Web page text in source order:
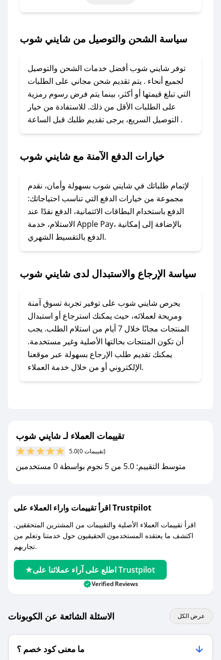
حتى عروض خاصة أخرى.
باستخدام تطبيق صحصح، يمكنك العثور بسهولة على
الكوبون، تواصل معنا عبر تويتر أو البريد الإلكتروني
لإضافته بسرعة.
### كيفية استخدام كود خصم شايني شوب؟
1. انسخ كود الخصم من تطبيق صحصح.
2. الصقه في خانة الدفع عند التسوق من شايني
لا تقلق! يمكنك التواصل مع فريق دعم صحصح عبر
الرسائل الخاصة على تويتر أو البريد الإلكتروني،
وسنقوم بحل المشكلة في أسرع وقت ممكن.
### ماذا أفعل إذا لم أجد كود خصم لمتجري
المفضل؟
مراسلتنا مباشرة وسنعمل على توفير الكوبونات في
### كيف تحصل على كوبونات خصم حصرية من
شايني شوب؟
للحصول على كوبونات وخصومات حصرية، قم بما
يلي:
- اضغط على أيقونة متابعة لمتجر شايني شوب في
مع صحصح، تسوق بذكاء ووفّر على كل مشترياتك مع
كوبونات خصم حصرية من شايني شوب!
سياسة الشحن والتوصيل من شايني شوب
توفر شايني شوب أفضل خدمات الشحن والتوصيل
لجميع أنحاء . يتم تقديم شحن مجاني على الطلبات
التي تبلغ قيمتها أو أكثر، بينما يتم فرض رسوم رمزية
على الطلبات الأقل من ذلك. للاستفادة من خيار
التوصيل السريع، يرجى تقديم طلبك قبل الساعة .
خيارات الدفع الآمنة مع شايني شوب
لإتمام طلباتك في شايني شوب بسهولة وأمان، نقدم
مجموعة من خيارات الدفع التي تناسب احتياجاتك:
الدفع باستخدام البطاقات الائتمانية، الدفع نقدًا عند
الاستلام، خدمة Apple Pay، بالإضافة إلى إمكانية
الدفع بالتقسيط الشهري.
سياسة الإرجاع والاستبدال لدى شايني شوب
يحرص شايني شوب على توفير تجربة تسوق آمنة
ومريحة لعملائه، حيث يمكنك استرجاع أو استبدال
المنتجات مجانًا خلال 7 أيام من استلام الطلب. يجب
أن تكون المنتجات بحالتها الأصلية وغير مستخدمة.
يمكنك تقديم طلب الإرجاع بسهولة عبر موقعنا
الإلكتروني أو من خلال خدمة العملاء.
تقييمات العملاء لـ شايني شوب
5.0 (0 تقييمات)
متوسط التقييم: 5.0 من 5 نجوم بواسطة 0 مستخدمين
اقرأ تقييمات واراء العملاء على Trustpilot
اقرأ تقييمات العملاء الأصلية والتقييمات من المشترين المتحققين.
اكتشف ما يعتقده المستخدمون الحقيقيون حول خدمتنا وتعلم من
تجاربهم.
اطلع على آراء عملائنا على Trustpilot
Verified Reviews
الاسئلة الشائعة عن الكوبونات عرض الكل
ما معنى كود خصم ؟